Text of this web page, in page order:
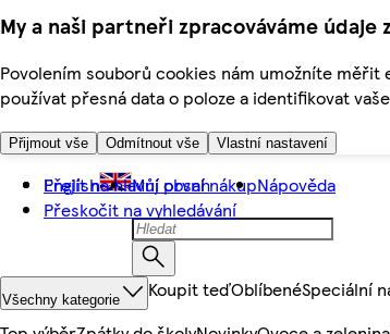
My a naši partneři zpracováváme údaje
Povolením souborů cookies nám umožníte
používat přesná data o poloze a identifikovat
Přijmout vše Odmítnout vše Vlastní nastavení
Přejít na hlavní obsah
Přeskočit na vyhledávání
English Můj první nákupNápověda
Všechny kategorie Koupit teďOblíbenéSpeciální